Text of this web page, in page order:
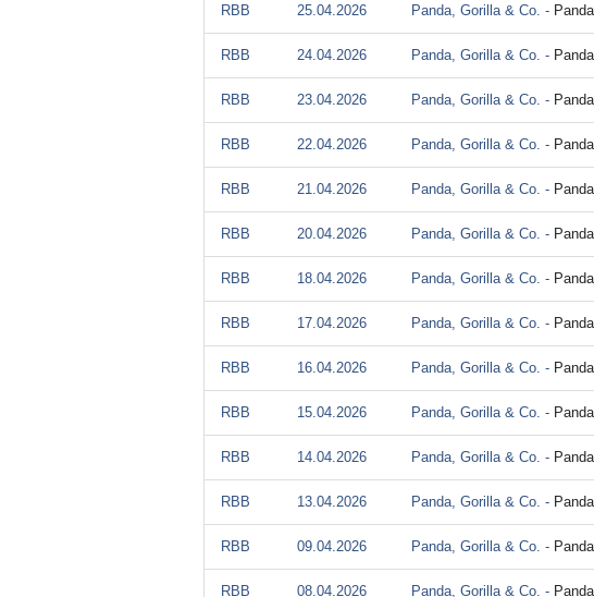
RBB 25.04.2026 Panda, Gorilla & Co. -
RBB 24.04.2026 Panda, Gorilla & Co. -
RBB 23.04.2026 Panda, Gorilla & Co. -
RBB 22.04.2026 Panda, Gorilla & Co. -
RBB 21.04.2026 Panda, Gorilla & Co. -
RBB 20.04.2026 Panda, Gorilla & Co. -
RBB 18.04.2026 Panda, Gorilla & Co. -
RBB 17.04.2026 Panda, Gorilla & Co. -
RBB 16.04.2026 Panda, Gorilla & Co. -
RBB 15.04.2026 Panda, Gorilla & Co. -
RBB 14.04.2026 Panda, Gorilla & Co. -
RBB 13.04.2026 Panda, Gorilla & Co. -
RBB 09.04.2026 Panda, Gorilla & Co. -
RBB 08.04.2026 Panda, Gorilla & Co. -